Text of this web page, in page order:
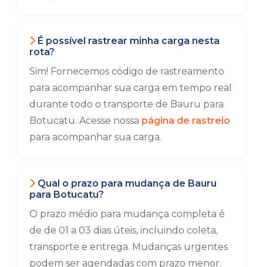
É possível rastrear minha carga nesta
rota?
Sim! Fornecemos código de rastreamento
para acompanhar sua carga em tempo real
durante todo o transporte de Bauru para
Botucatu. Acesse nossa página de rastreio
para acompanhar sua carga.
Qual o prazo para mudança de Bauru
para Botucatu?
O prazo médio para mudança completa é
de de 01 a 03 dias úteis, incluindo coleta,
transporte e entrega. Mudanças urgentes
podem ser agendadas com prazo menor.